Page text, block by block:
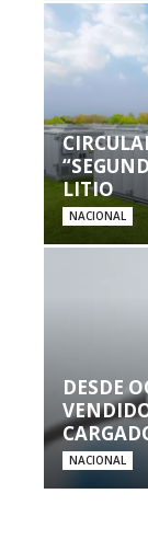
LITIO
NACIONAL
DESDE
NACIONAL